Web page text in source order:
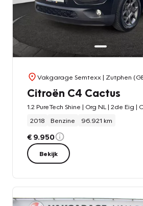
Vakgarage Semtexx | Zutphen
Citroën C4 Cactus
2018
Benzine 96.921 km
€ 9.950
Bekijk